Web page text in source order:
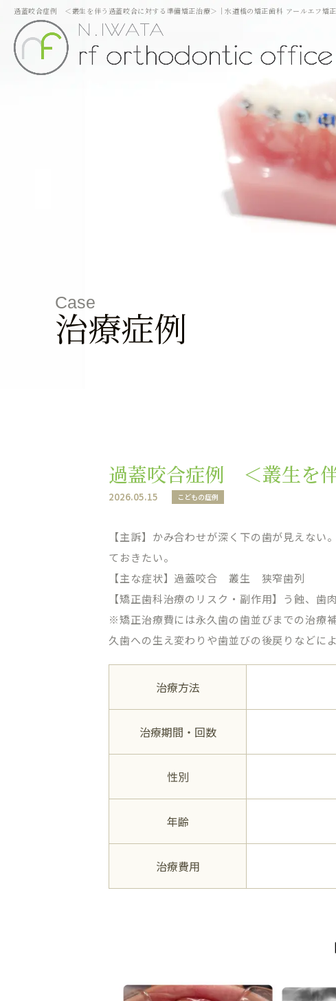
過蓋咬合症例 ＜叢生を伴う過蓋咬合に対する準備矯正治療＞｜水道橋の矯正歯科 アールエフ矯
Case
治療症例
過蓋咬合症例 ＜叢生を
2026.05.15 こどもの症例
【主訴】かみ合わせが深く下の歯が見えな
ておきたい。
【主な症状】過蓋咬合 叢生 狭窄歯列
【矯正歯科治療のリスク・副作用】う蝕、歯
※矯正治療費には永久歯の歯並びまでの治療
久歯への生え変わりや歯並びの後戻りなどに
治療方法
治療期間・回数
性別
年齢
治療費用